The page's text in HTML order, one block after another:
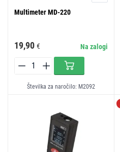
Multimeter MD-220
19,90 € Na zalogi
Številka za naročilo: M2092